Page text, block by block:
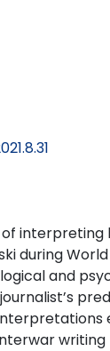
during
and
writing